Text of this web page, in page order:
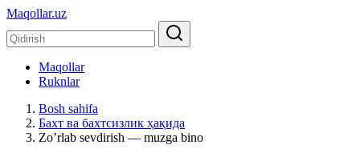
Maqollar.uz
Maqollar
Ruknlar
Bosh sahifa
Бахт ва бахтсизлик ҳақида
Zoʼrlab sevdirish — muzga bino